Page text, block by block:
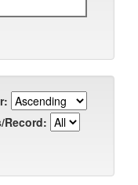
Record: